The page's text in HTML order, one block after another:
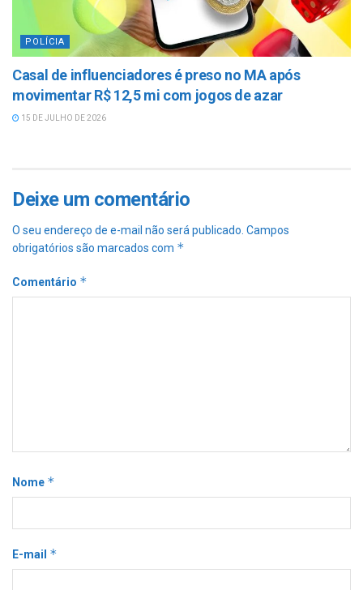
POLÍCIA
Casal de influenciadores é preso no MA após
movimentar R$ 12,5 mi com jogos de azar
15 DE JULHO DE 2026
Deixe um comentário
O seu endereço de e-mail não será publicado. Campos
obrigatórios são marcados com *
Comentário *
Nome *
E-mail *